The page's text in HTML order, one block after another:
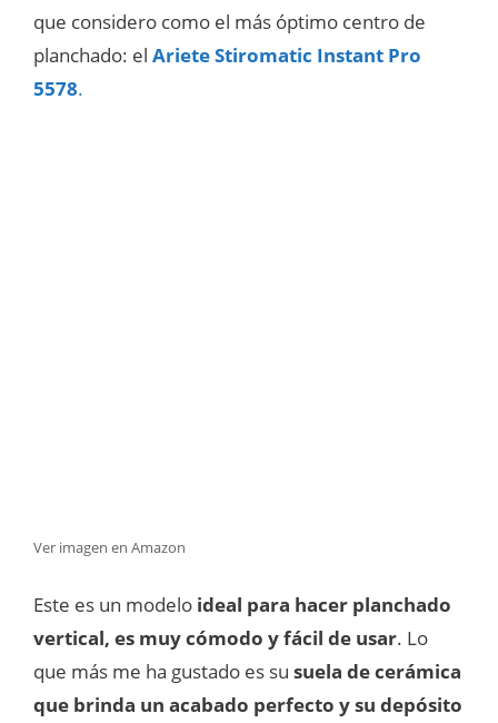
que considero como el más óptimo centro de
planchado: el Ariete Stiromatic Instant Pro
5578.
Ver imagen en Amazon
Este es un modelo ideal para hacer planchado
vertical, es muy cómodo y fácil de usar. Lo
que más me ha gustado es su suela de cerámica
que brinda un acabado perfecto y su depósito